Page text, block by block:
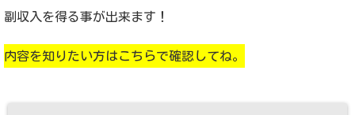
副収入を得る事が出来ます！
内容を知りたい方はこちらで確認してね。